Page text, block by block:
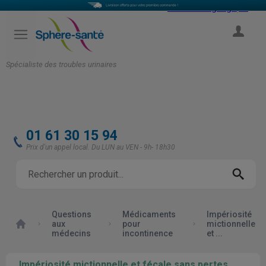
Spécialiste des troubles urinaires
Select Language
01 61 30 15 94
Prix d'un appel local. Du LUN au VEN - 9h- 18h30
Accueil
Questions
aux
médecins
Médicaments
pour
incontinence
Impériosité
mictionnelle
et ...